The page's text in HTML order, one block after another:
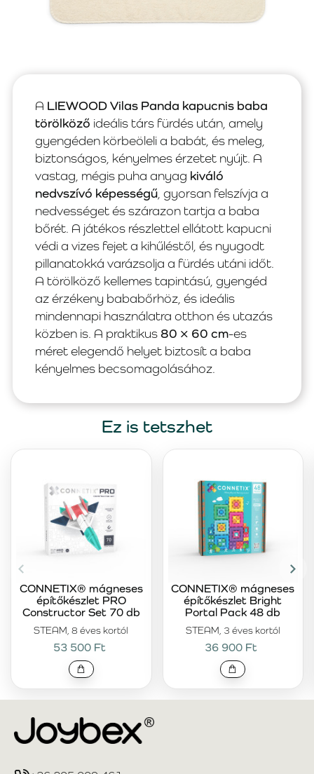
A LIEWOOD Vilas Panda kapucnis baba
törölköző ideális társ fürdés után, amely
gyengéden körbeöleli a babát, és meleg,
biztonságos, kényelmes érzetet nyújt. A
vastag, mégis puha anyag kiváló
nedvszívó képességű , gyorsan felszívja a
nedvességet és szárazon tartja a baba
bőrét. A játékos részlettel ellátott kapucni
védi a vizes fejet a kihűléstől, és nyugodt
pillanatokká varázsolja a fürdés utáni időt.
A törölköző kellemes tapintású, gyengéd
az érzékeny bababőrhöz, és ideális
mindennapi használatra otthon és utazás
közben is. A praktikus80 × 60 cm-es
méret elegendő helyet biztosít a baba
kényelmes becsomagolásához.
Ez is tetszhet
STEAM, 8 éves kortól
CONNETIX® mágneses
építőkészlet PRO
Constructor Set 70 db
53 500 Ft
STEAM, 3 éves kortól
CONNETIX® mágneses
építőkészlet Bright
Portal Pack 48 db
36 900 Ft